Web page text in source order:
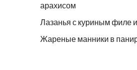
арахисом
Лазанья с куриным филе
Жареные манники в